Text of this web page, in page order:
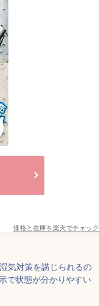
価格と在庫を楽天でチェック
気対策を講じられるの
で状態が分かりやすい